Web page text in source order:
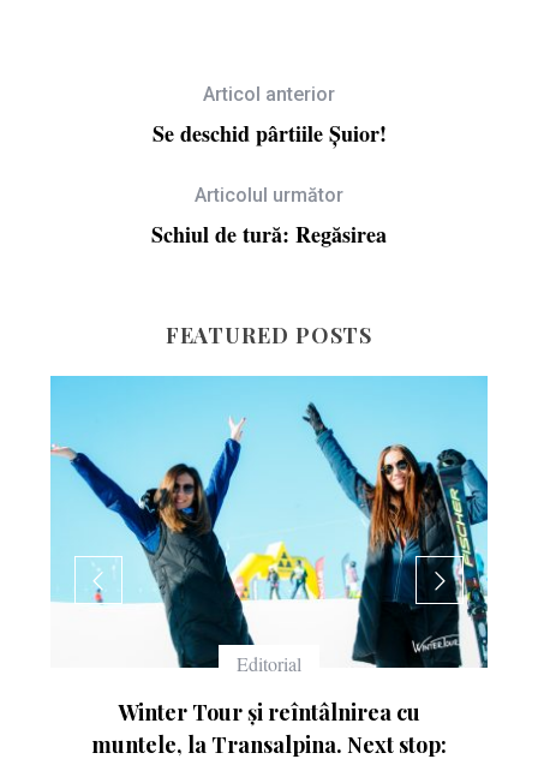
Articol anterior
Se deschid pârtiile Șuior!
Articolul următor
Schiul de tură: Regăsirea
FEATURED POSTS
Echipament
Ce înseamnă numerele de pe schiuri